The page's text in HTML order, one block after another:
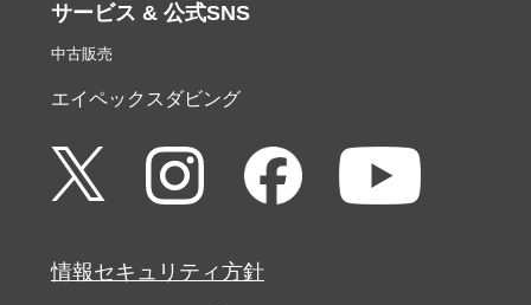
サービス & 公式SNS
中古販売
エイペックスダビング
情報セキュリティ方針